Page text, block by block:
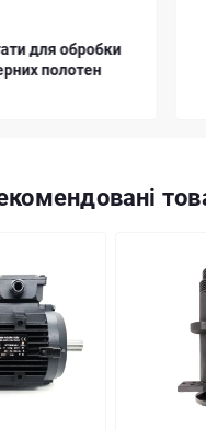
обробки